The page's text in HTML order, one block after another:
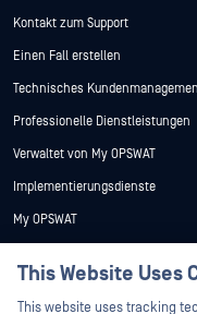
Kontakt zum Support
Einen Fall erstellen
Technisches
Professionelle Dienstleistungen
Verwaltet von My OPSWAT
Implementierungsdienste
My OPSWAT
This Website Uses
This website uses tracking